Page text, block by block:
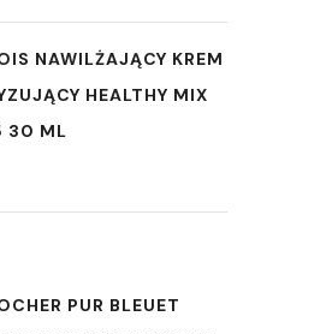
NAWILŻAJĄCY KREM
HEALTHY MIX
30 ML
PUR BLEUET